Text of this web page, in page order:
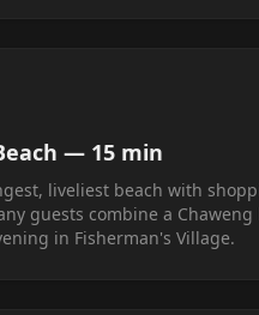
— 15 min
liveliest beach with
guests combine a Chaweng
in Fisherman's Village.